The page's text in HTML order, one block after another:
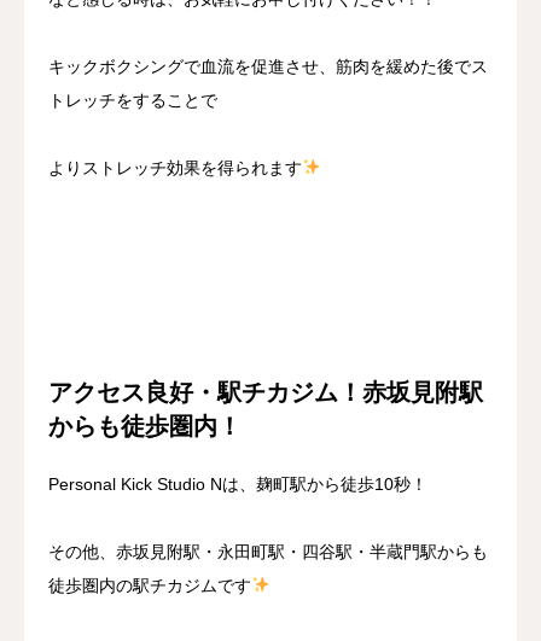
キックボクシングで血流を促進させ、筋肉を緩めた後でス
トレッチをすることで
よりストレッチ効果を得られます
アクセス良好・駅チカジム！赤坂見附駅
からも徒歩圏内！
Personal Kick Studio Nは、麹町駅から徒歩10秒！
その他、赤坂見附駅・永田町駅・四谷駅・半蔵門駅からも
徒歩圏内の駅チカジムです